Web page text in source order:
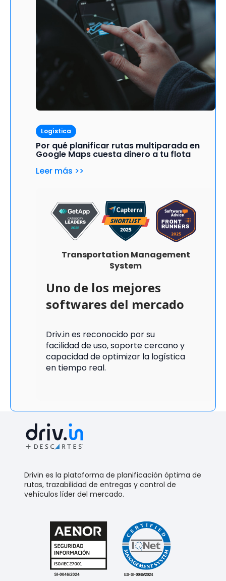
Logística
Por qué planificar rutas multiparada en
Google Maps cuesta dinero a tu flota
Leer más >>
Transportation Management
System
Uno de los mejores
softwares del mercado
Driv.ines reconocido por su
facilidad de uso, soporte cercano y
capacidad deoptimizar la logística
en tiempo real.
Drivin es la plataforma de planificación óptima de
rutas, trazabilidad de entregas y control de
vehículos líder del mercado.